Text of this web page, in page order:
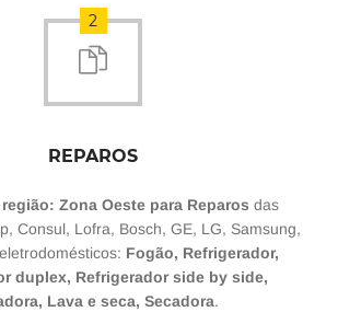
2
REPAROS
Zona Oeste para Reparos das
Consul, Lofra, Bosch, GE, LG, Samsung,
Fogão, Refrigerador,
duplex, Refrigerador side by side,
Lava e seca, Secadora.